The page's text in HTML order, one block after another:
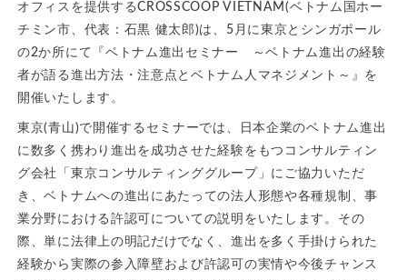
オフィスを提供するCROSSCOOP VIETNAM(ベトナム国ホー
チミン市、代表：石黒 健太郎)は、5月に東京とシンガポール
の2か所にて『ベトナム進出セミナー ～ベトナム進出の経験
者が語る進出方法・注意点とベトナム人マネジメント～』を
開催いたします。
東京(青山)で開催するセミナーでは、日本企業のベトナム進出
に数多く携わり進出を成功させた経験をもつコンサルティン
グ会社「東京コンサルティンググループ」にご協力いただ
き、ベトナムへの進出にあたっての法人形態や各種規制、事
業分野における許認可についての説明をいたします。その
際、単に法律上の明記だけでなく、進出を多く手掛けられた
経験から実際の参入障壁および許認可の実情や今後チャンス